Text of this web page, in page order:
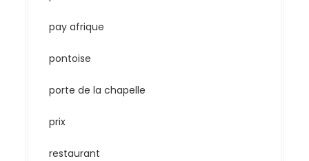
pay afrique
pontoise
porte de la chapelle
prix
restaurant